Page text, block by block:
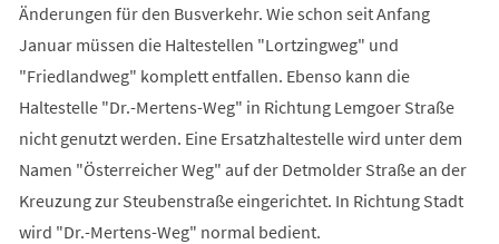
Änderungen für den Busverkehr. Wie schon seit Anfang
Januar müssen die Haltestellen "Lortzingweg" und
"Friedlandweg" komplett entfallen. Ebenso kann die
Haltestelle "Dr.-Mertens-Weg" in Richtung Lemgoer Straße
nicht genutzt werden. Eine Ersatzhaltestelle wird unter dem
Namen "Österreicher Weg" auf der Detmolder Straße an der
Kreuzung zur Steubenstraße eingerichtet. In Richtung Stadt
wird "Dr.-Mertens-Weg" normal bedient.